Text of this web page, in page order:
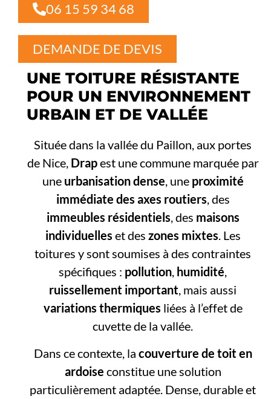
06 15 59 34 68
DEMANDE DE DEVIS
UNE TOITURE RÉSISTANTE
POUR UN ENVIRONNEMENT
URBAIN ET DE VALLÉE
Située dans la vallée du Paillon, aux portes
de Nice, Drapest une commune marquée par
une urbanisation dense, une proximité
immédiate des axes routiers, des
immeubles résidentiels, des maisons
individuelles et des zones mixtes. Les
toitures y sont soumises à des contraintes
spécifiques : pollution, humidité,
ruissellement important, mais aussi
variations thermiques liées à l’effet de
cuvette de la vallée.
Dans ce contexte, la couverture de toit en
ardoise constitue une solution
particulièrement adaptée. Dense, durable et